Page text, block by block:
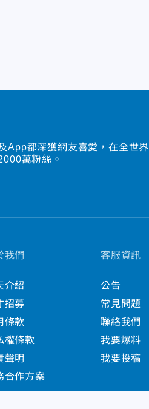
App都深獲網友喜愛，在全世界
萬粉絲。
我們
介紹
招募
條款
權條款
聲明
合作方案
客服資訊
公告
常見問題
聯絡我們
我要爆料
我要投稿